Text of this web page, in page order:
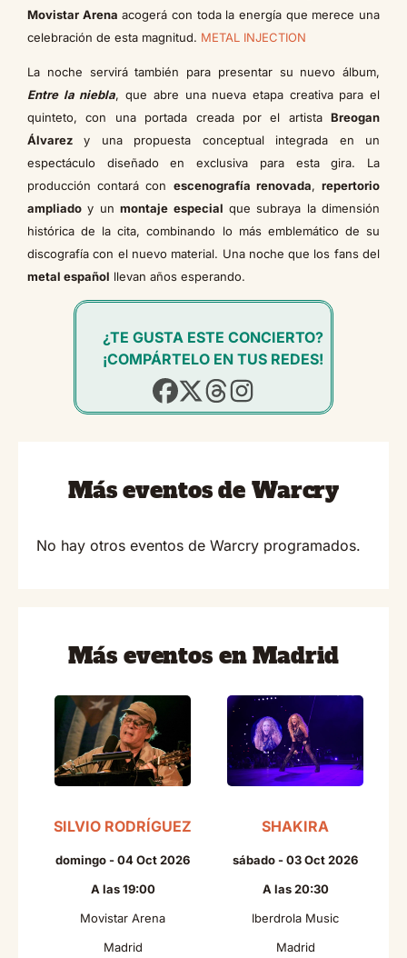
Movistar Arena acogerá con toda la energía que merece una
celebración de esta magnitud. METAL INJECTION
La noche servirá también para presentar su nuevo álbum,
Entre la niebla, que abre una nueva etapa creativa para el
quinteto, con una portada creada por el artista Breogan
Álvarez y una propuesta conceptual integrada en un
espectáculo diseñado en exclusiva para esta gira. La
producción contará con escenografía renovada,repertorio
ampliado y unmontaje especial que subraya la dimensión
histórica de la cita, combinando lo más emblemático de su
discografía con el nuevo material. Una noche que los fans del
metal español llevan años esperando.
¿TE GUSTA ESTE CONCIERTO?
¡COMPÁRTELO EN TUS REDES!
Más eventos de Warcry
No hay otros eventos de Warcry programados.
Más eventos en Madrid
SILVIO RODRÍGUEZ
domingo - 04 Oct 2026
A las 19:00
Movistar Arena
Madrid
SHAKIRA
sábado - 03 Oct 2026
A las 20:30
Iberdrola Music
Madrid